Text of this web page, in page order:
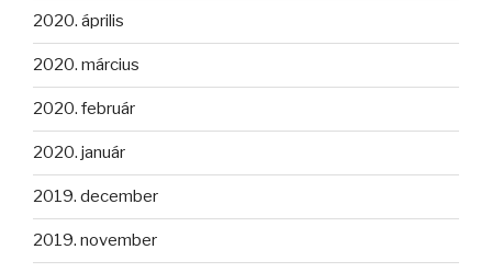
2020. április
2020. március
2020. február
2020. január
2019. december
2019. november